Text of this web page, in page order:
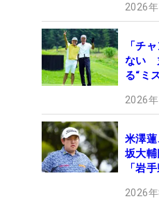
2026
「チ
ない
る“ミ
2026
米澤
坂大
「岩
2026